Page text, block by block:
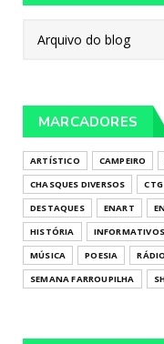
MARCADORES
ARTÍSTICO CAMPEIRO
CHASQUES DIVERSOS
CTG
DESTAQUES
ENART
HISTÓRIA
INFORMATIVOS
MÚSICA
POESIA
SEMANA FARROUPILHA